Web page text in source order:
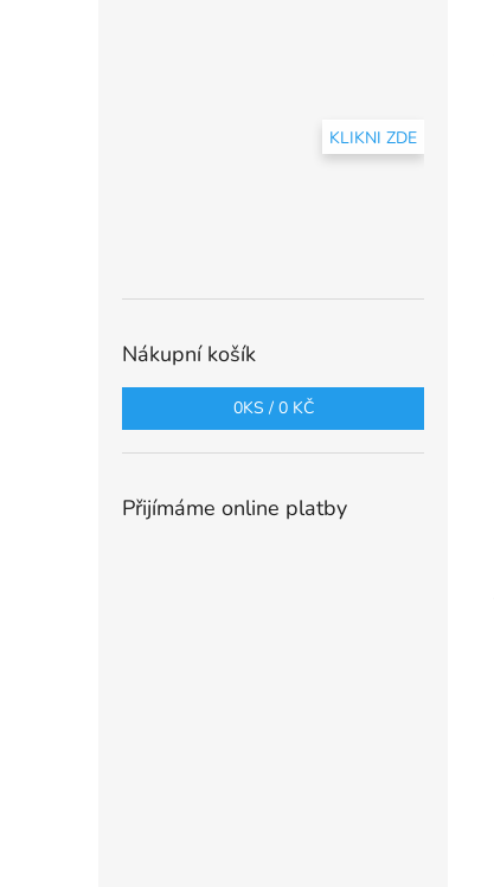
KLIKNI ZDE
Nákupní košík
0KS / 0 KČ
Přijímáme online platby